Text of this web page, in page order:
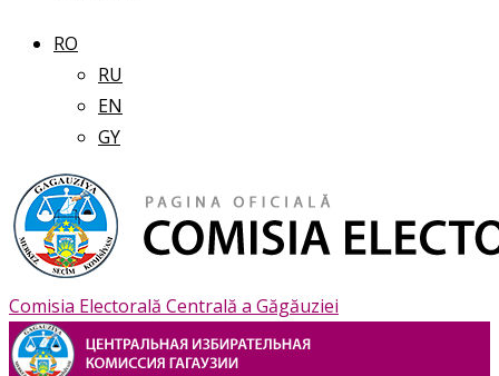
RO
RU
EN
GY
Comisia Electorală Centrală a Găgăuziei